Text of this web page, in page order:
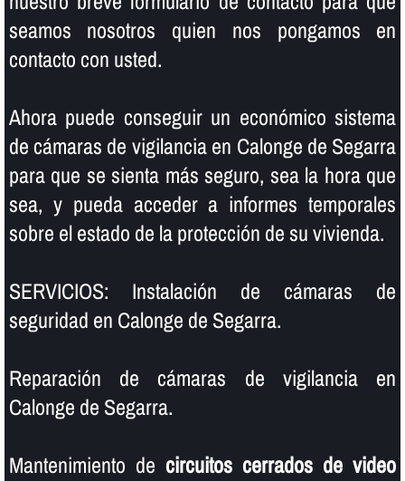
seamos nosotros quien nos pongamos en
contacto con usted.
Ahora puede conseguir un económico sistema
de cámaras de vigilancia en Calonge de Segarra
para que se sienta más seguro, sea la hora que
sea, y pueda acceder a informes temporales
sobre el estado de la protección de su vivienda.
SERVICIOS: Instalación de cámaras de
seguridad en Calonge de Segarra.
Reparación de cámaras de vigilancia en
Calonge de Segarra.
Mantenimiento de circuitos cerrados de video